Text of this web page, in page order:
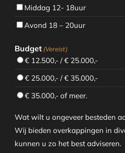
Middag 12- 18uur
Avond 18 – 20uur
Budget (Vereist)
€ 12.500,- / € 25.000,-
€ 25.000,- / € 35.000,-
€ 35.000,- of meer.
Wat wilt u ongeveer besteden
Wij bieden overkappingen in
kunnen u zo het best adviseren.